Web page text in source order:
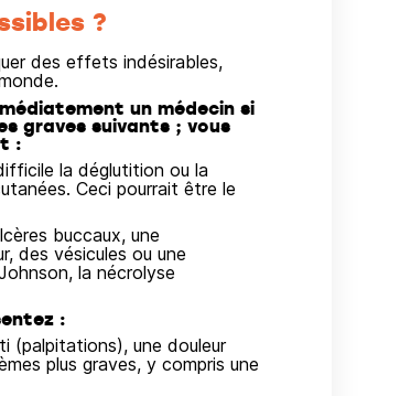
?
des effets indésirables,
un médecin si
graves suivants ; vous
:
la déglutition ou la
Ceci pourrait être le
buccaux, une
des vésicules ou une
la nécrolyse
:
(palpitations), une douleur
plus graves, y compris une